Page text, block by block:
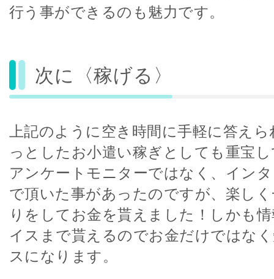
行う事ができるのも魅力です。
次に〈稼げる〉
上記のように空き時間に手軽に答え
っとしたお小遣い稼ぎとしても重宝
アンケートモニターではなく、イン
で頂いた事があったのですが、楽し
りをしてお金を貰えました！しかも
イスまで貰えるのでお金だけではな
スになります。